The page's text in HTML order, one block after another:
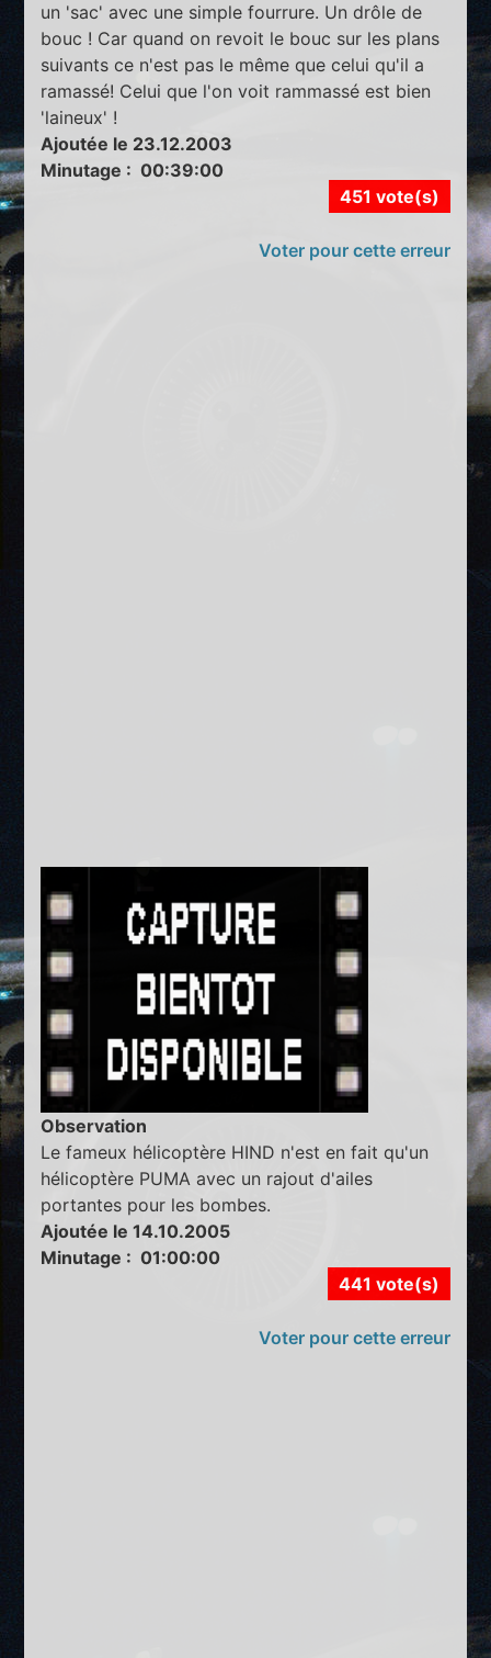
un 'sac' avec une simple fourrure. Un drôle de
bouc ! Car quand on revoit le bouc sur les plans
suivants ce n'est pas le même que celui qu'il a
ramassé! Celui que l'on voit rammassé est bien
'laineux' !
Ajoutée le 23.12.2003
Minutage : 00:39:00
451 vote(s)
Voter pour cette erreur
Observation
Le fameux hélicoptère HIND n'est en fait qu'un
hélicoptère PUMA avec un rajout d'ailes
portantes pour les bombes.
Ajoutée le 14.10.2005
Minutage : 01:00:00
441 vote(s)
Voter pour cette erreur